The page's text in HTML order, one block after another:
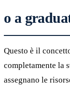
o a
Questo è il
completamente la
assegnano le